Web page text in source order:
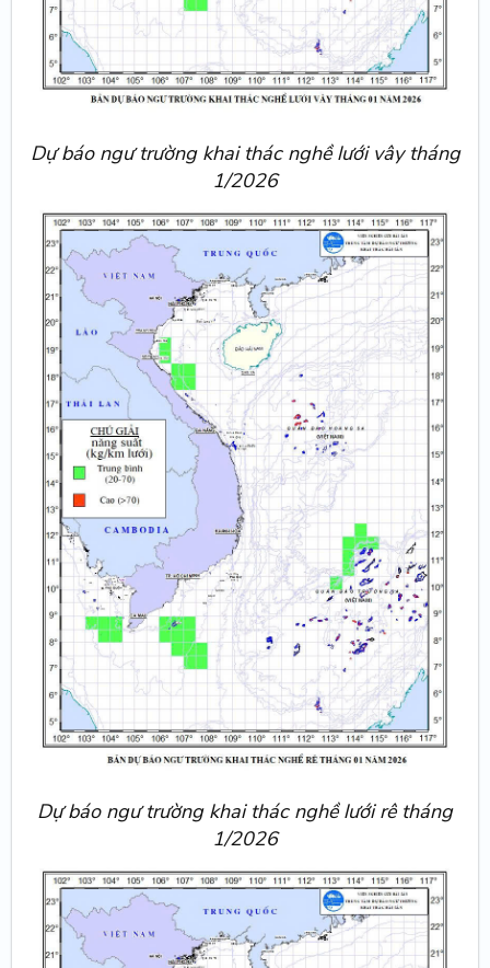
Dự báo ngư trường khai thác nghề lưới vây tháng
1/2026
Dự báo ngư trường khai thác nghề lưới rê tháng
1/2026